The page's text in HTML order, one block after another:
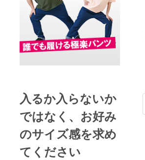
入るか入らないか
ではなく、お好み
のサイズ感を求め
てください